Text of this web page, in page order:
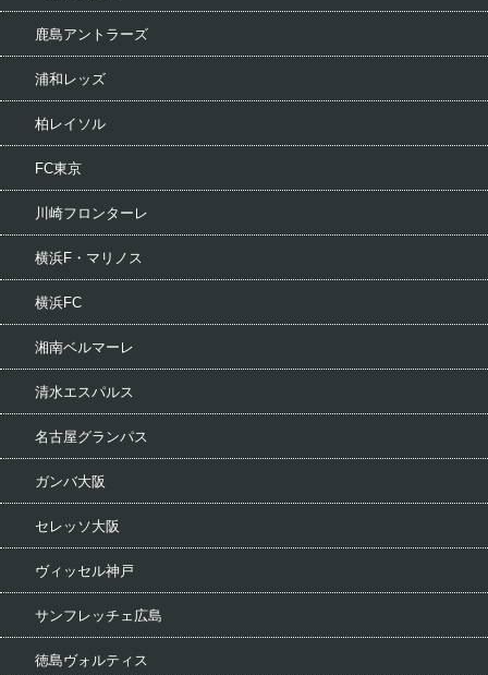
鹿島アントラーズ
浦和レッズ
柏レイソル
FC東京
川崎フロンターレ
横浜F・マリノス
横浜FC
湘南ベルマーレ
清水エスパルス
名古屋グランパス
ガンバ大阪
セレッソ大阪
ヴィッセル神戸
サンフレッチェ広島
徳島ヴォルティス